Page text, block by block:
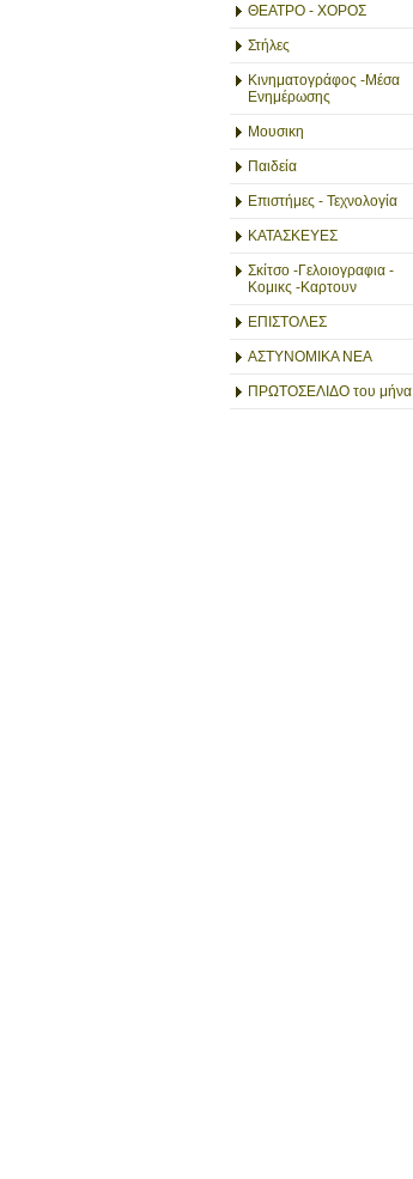
ΘΕΑΤΡΟ - ΧΟΡΟΣ
Στήλες
Κινηματογράφος -Μέσα
Ενημέρωσης
Μουσικη
Παιδεία
Επιστήμες - Τεχνολογία
ΚΑΤΑΣΚΕΥΕΣ
Σκίτσο -Γελοιογραφια -
Κομικς -Καρτουν
ΕΠΙΣΤΟΛΕΣ
ΑΣΤΥΝΟΜΙΚΑ ΝΕΑ
ΠΡΩΤΟΣΕΛΙΔΟ του μήνα